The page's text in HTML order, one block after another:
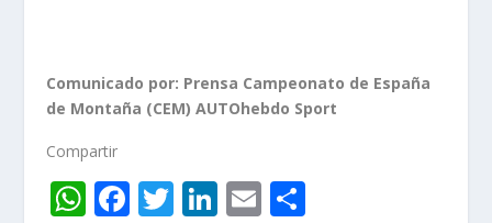
Comunicado por: Prensa Campeonato de España
de Montaña (CEM) AUTOhebdo Sport
Compartir
W F T Li E